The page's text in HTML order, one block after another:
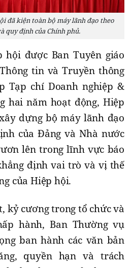
đã kiện toàn bộ máy lãnh đạo theo
quy định của Chính phủ.
hội được Ban Tuyên giáo
tin và Truyền thông
Tạp chí Doanh nghiệp &
hai năm hoạt động, Hiệp
dựng bộ máy lãnh đạo
của Đảng và Nhà nước
lên trong lĩnh vực báo
định vai trò và vị thế
của Hiệp hội.
kỷ cương trong tổ chức và
hành, Ban Thường vụ
ban hành các văn bản
quyền hạn và trách